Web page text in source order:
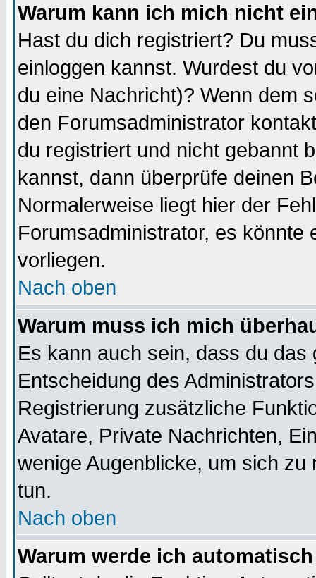
Warum kann ich mich nicht
Hast du dich registriert? Du
einloggen kannst. Wurdest du
du eine Nachricht)? Wenn dem
den Forumsadministrator
du registriert und nicht gebannt
kannst, dann überprüfe deinen
Normalerweise liegt hier der
Forumsadministrator, es könnte
vorliegen.
Nach oben
Warum muss ich mich
Es kann auch sein, dass du
Entscheidung des
Registrierung zusätzliche
Avatare, Private Nachrichten,
wenige Augenblicke, um sich
tun.
Nach oben
Warum werde ich